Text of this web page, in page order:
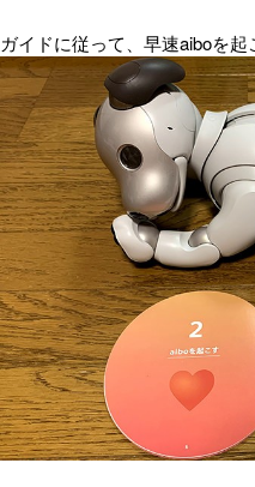
ガイドに従って、早速aiboを起